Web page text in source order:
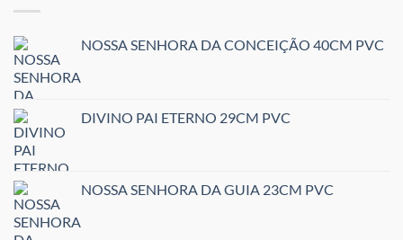
NOSSA SENHORA DA CONCEIÇÃO 40CM PVC
DIVINO PAI ETERNO 29CM PVC
NOSSA SENHORA DA GUIA 23CM PVC